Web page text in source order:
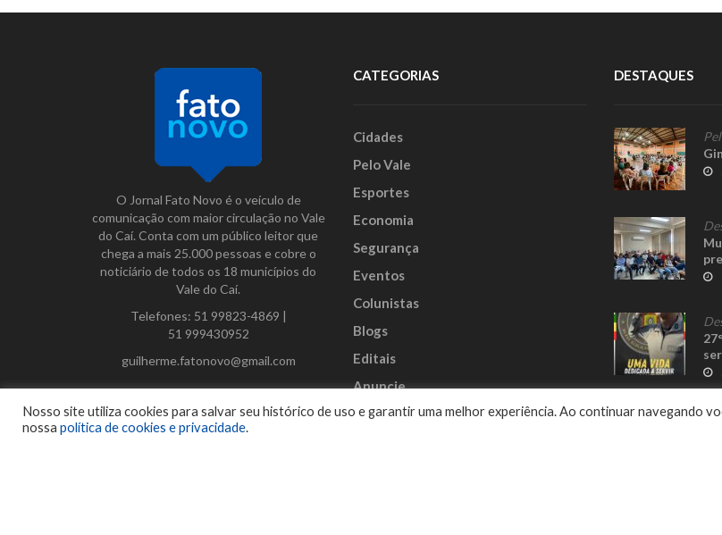
O Jornal Fato Novo é o veículo de
comunicação com maior circulação no Vale
do Caí. Conta com um público leitor que
chega a mais 25.000 pessoas e cobre o
noticiário de todos os 18 municípios do
Vale do Caí.
Telefones: 51 99823-4869 |
51 999430952
guilherme.fatonovo@gmail.com
Facebook
Instagram
Twitter
CATEGORIAS
Cidades
Pelo Vale
Esportes
Economia
Segurança
Eventos
Colunistas
Blogs
Editais
Anuncie
DESTAQUES
Nosso site utiliza cookies para salvar seu histórico de uso e garantir uma melhor experiência. Ao continuar navegando
nossa política de cookies e privacidade.